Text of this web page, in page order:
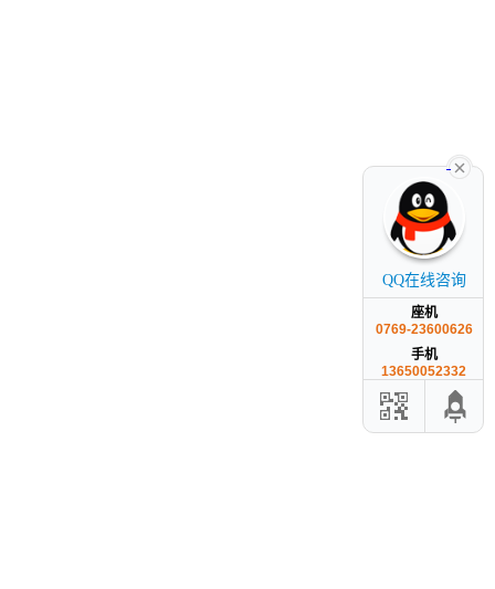
QQ在线咨询
座机
0769-23600626
手机
13650052332